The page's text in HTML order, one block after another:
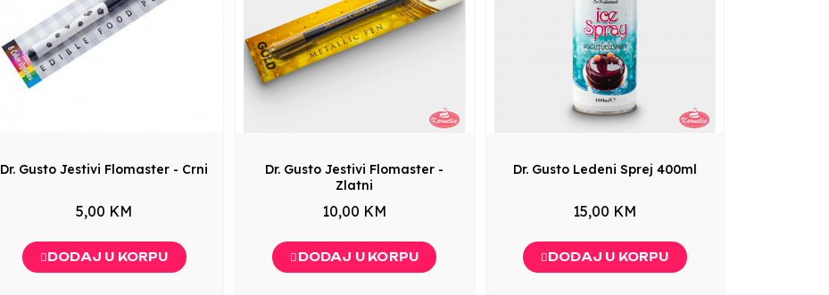
Dr. Gusto Jestivi Flomaster - Crni
5,00 KM
DODAJ U KORPU
Dr. Gusto Jestivi Flomaster -
Zlatni
10,00 KM
DODAJ U KORPU
Dr. Gusto Ledeni Sprej 400ml
15,00 KM
DODAJ U KORPU